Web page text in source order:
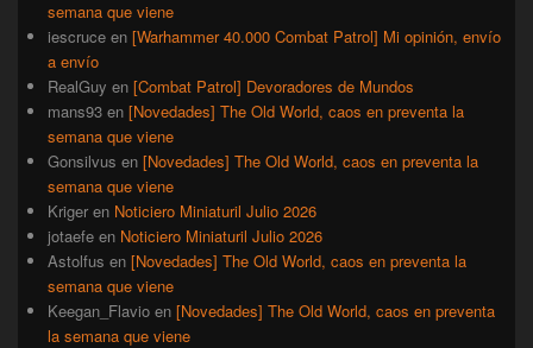
semana que viene
iescruce en [Warhammer 40.000 Combat Patrol] Mi opinión, envío
a envío
RealGuy en [Combat Patrol] Devoradores de Mundos
mans93 en [Novedades] The Old World, caos en preventa la
semana que viene
Gonsilvus en [Novedades] The Old World, caos en preventa la
semana que viene
Kriger en Noticiero Miniaturil Julio 2026
jotaefe en Noticiero Miniaturil Julio 2026
Astolfus en [Novedades] The Old World, caos en preventa la
semana que viene
Keegan_Flavio en [Novedades] The Old World, caos en preventa
la semana que viene